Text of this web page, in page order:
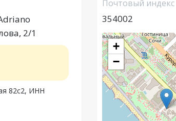
2/1
82с2, ИНН
Почтовый индекс
354002
+
−